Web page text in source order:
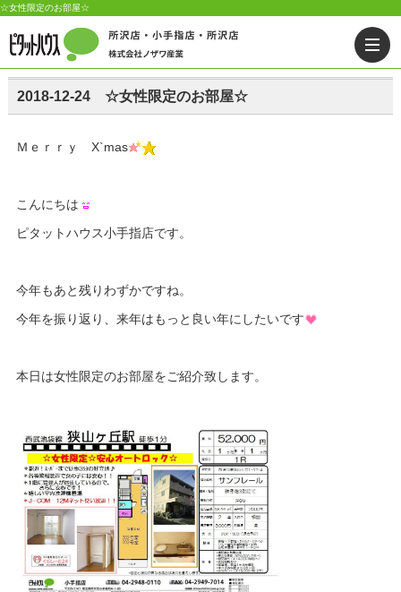
☆女性限定のお部屋☆
2018-12-24 ☆女性限定のお部屋☆
Ｍｅｒｒｙ X`mas
こんにちは
ピタットハウス小手指店です。
今年もあと残りわずかですね。
今年を振り返り、来年はもっと良い年にしたいです
本日は女性限定のお部屋をご紹介致します。